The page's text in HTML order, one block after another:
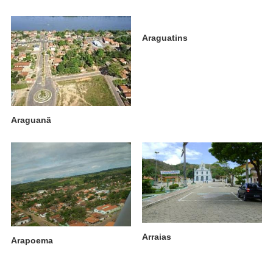
Araguanã
Araguatins
Arapoema Arraias